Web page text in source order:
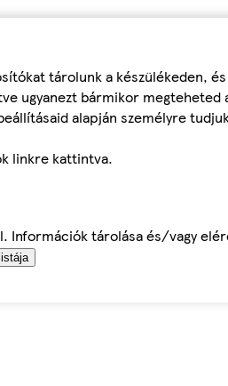
tárolunk a készülékeden,
ugyanezt bármikor megteheted
alapján személyre
linkre kattintva.
Információk tárolása és/vagy